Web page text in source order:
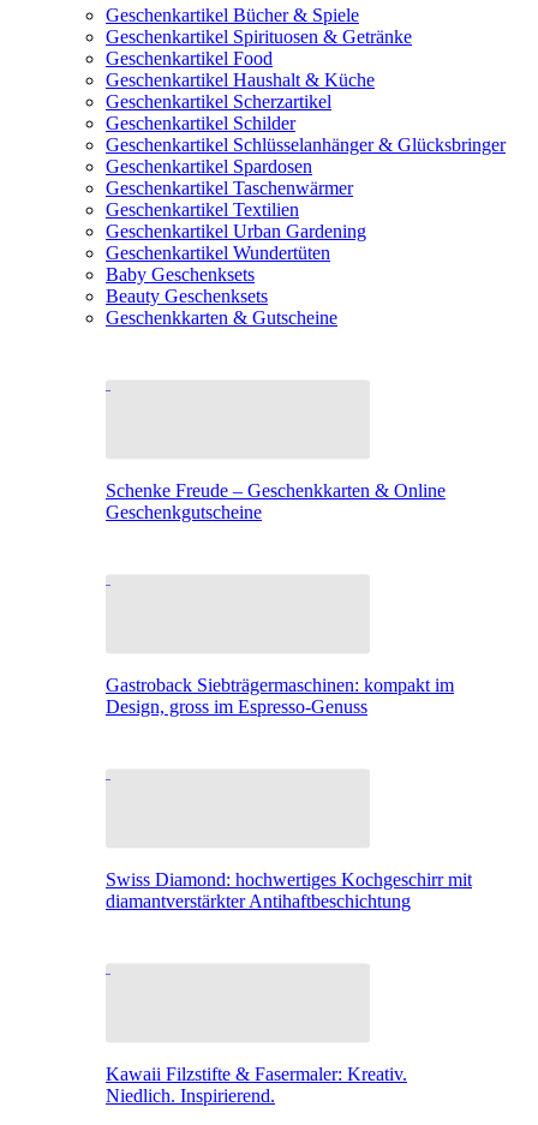
Geschenkartikel Bücher & Spiele
Geschenkartikel Spirituosen & Getränke
Geschenkartikel Food
Geschenkartikel Haushalt & Küche
Geschenkartikel Scherzartikel
Geschenkartikel Schilder
Geschenkartikel Schlüsselanhänger & Glücksbringer
Geschenkartikel Spardosen
Geschenkartikel Taschenwärmer
Geschenkartikel Textilien
Geschenkartikel Urban Gardening
Geschenkartikel Wundertüten
Baby Geschenksets
Beauty Geschenksets
Geschenkkarten & Gutscheine
Schenke Freude – Geschenkkarten & Online
Geschenkgutscheine
Gastroback Siebträgermaschinen: kompakt im
Design, gross im Espresso-Genuss
Swiss Diamond: hochwertiges Kochgeschirr mit
diamantverstärkter Antihaftbeschichtung
Kawaii Filzstifte & Fasermaler: Kreativ.
Niedlich. Inspirierend.